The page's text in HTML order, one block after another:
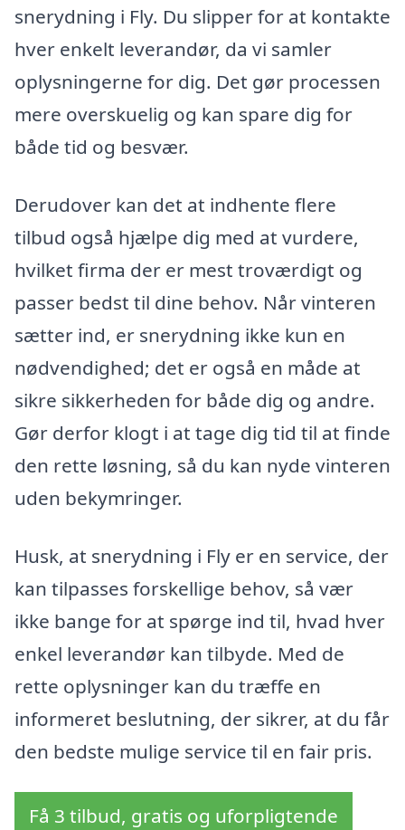
snerydning i Fly. Du slipper for at kontakte
hver enkelt leverandør, da vi samler
oplysningerne for dig. Det gør processen
mere overskuelig og kan spare dig for
både tid og besvær.
Derudover kan det at indhente flere
tilbud også hjælpe dig med at vurdere,
hvilket firma der er mest troværdigt og
passer bedst til dine behov. Når vinteren
sætter ind, er snerydning ikke kun en
nødvendighed; det er også en måde at
sikre sikkerheden for både dig og andre.
Gør derfor klogt i at tage dig tid til at finde
den rette løsning, så du kan nyde vinteren
uden bekymringer.
Husk, at snerydning i Fly er en service, der
kan tilpasses forskellige behov, så vær
ikke bange for at spørge ind til, hvad hver
enkel leverandør kan tilbyde. Med de
rette oplysninger kan du træffe en
informeret beslutning, der sikrer, at du får
den bedste mulige service til en fair pris.
Få 3 tilbud, gratis og uforpligtende